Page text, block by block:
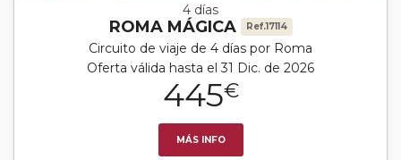
4 días
ROMA MÁGICA Ref.17114
Circuito de viaje de 4 días por Roma
Oferta válida hasta el 31 Dic. de 2026
445€
MÁS INFO